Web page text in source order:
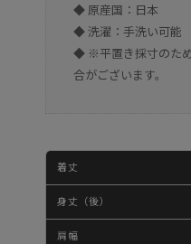
◆ 原産国：日本
◆ 洗濯：手洗い可能
◆ ※平置き採寸のた
合がございます。
着丈
身丈（後）
肩幅